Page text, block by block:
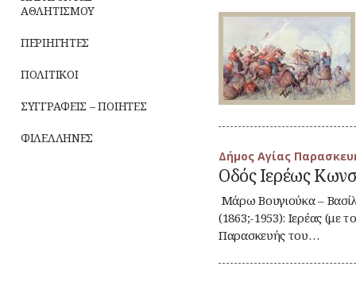
ΡΕΜΑΤΑ
ΣΥΓΚΟΙΝΩΝΙΕΣ
ΣΥΛΛΟΓΟΙ-
ΑΘΛΗΤΙΣΜΟΥ
ΠΕΡΙΗΓΗΤΕΣ
ΠΟΛΙΤΙΚΟΙ
ΣΥΓΓΡΑΦΕΙΣ – ΠΟΙΗΤΕΣ
ΦΙΛΕΛΛΗΝΕΣ
:
Επίσκοπος
Αθηνών
Διονύσιος
Β΄
Δήμος Αγίας
Οδός Ιερέως
Μάρω Βουγιούκα –
(1863;-1953): Ιερέας (με
Παρασκευής του…
:
Οδός
Ιερέως
Κωνσταντίνου
Ζυμαράκη